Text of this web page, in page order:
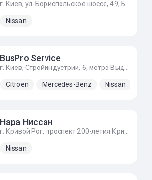
Nissan
BusPro Service
Citroen Mercedes-Benz Nissan
Нара Ниссан
Nissan